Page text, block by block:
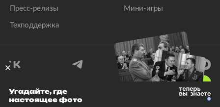
Пресс-релизы
Техподдержка
Мини-игры
© 1999–2026 Все права защищены.
Угадайте, где
настоящее фото